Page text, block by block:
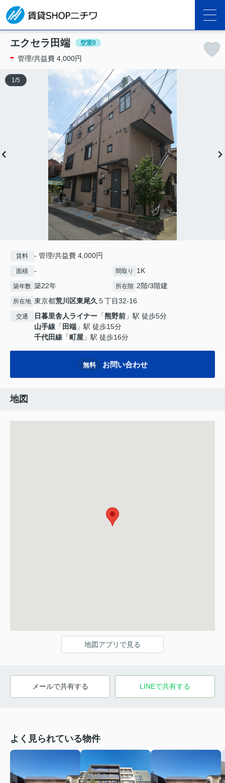
エクセラ田端 空室0
- 管理/共益費 4,000円
1 /5
賃料 - 管理/共益費 4,000円
面積 - 間取り 1K
築年数 築22年 所在階 2階/3階建
所在地 東京都荒川区東尾久 ５丁目32-16
交通 日暮里舎人ライナー 「熊野前 」駅 徒歩5分
山手線 「 田端 」駅 徒歩15分
千代田線 「町屋 」駅 徒歩16分
無料 お問い合わせ
地図
地図アプリで見る
メールで共有する LINEで共有する
よく見られている物件